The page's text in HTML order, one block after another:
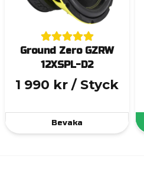
Ground Zero GZRW
12XSPL-D2
1 990 kr / Styck
Bevaka